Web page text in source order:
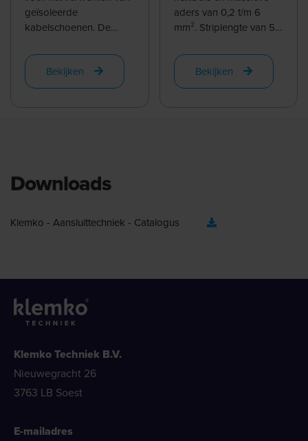
geïsoleerde
kabelschoenen. De
gecodeerd voor snelle
en foutloze ...
Bekijken
aders van 0,2 t/m 6
mm². Striplengte van 5
van de instelbare ...
Bekijken
Downloads
Klemko - Aansluittechniek - Catalogus
Klemko Techniek B.V.
Nieuwegracht 26
3763 LB Soest
E-mailadres